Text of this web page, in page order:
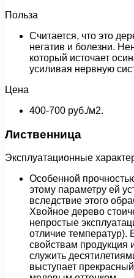
Польза
Считается, что это
негатив и болезни.
который источает
усиливая нервную
Цена
400-700 руб./м2.
Лиственница
Эксплуатационные
Особенной
этому параметру ей
вследствие этого
Хвойное дерево
непростые
отличие
свойствам продукция
служить
выступает